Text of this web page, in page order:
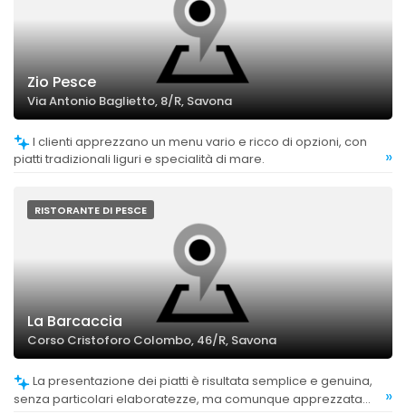
Zio Pesce
Via Antonio Baglietto, 8/R, Savona
piatti tradizionali liguri e specialità di mare.
»
RISTORANTE DI PESCE
La Barcaccia
Corso Cristoforo Colombo, 46/R, Savona
senza particolari elaboratezze, ma comunque apprezzata
»